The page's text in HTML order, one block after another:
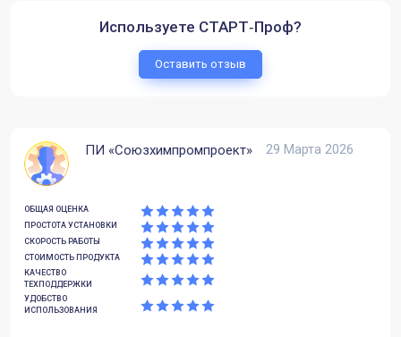
Используете СТАРТ‑Проф?
Оставить отзыв
ПИ «Союзхимпромпроект» 29 Марта 2026
ОБЩАЯ ОЦЕНКА
ПРОСТОТА УСТАНОВКИ
СКОРОСТЬ РАБОТЫ
СТОИМОСТЬ ПРОДУКТА
КАЧЕСТВО
ТЕХПОДДЕРЖКИ
УДОБСТВО
ИСПОЛЬЗОВАНИЯ